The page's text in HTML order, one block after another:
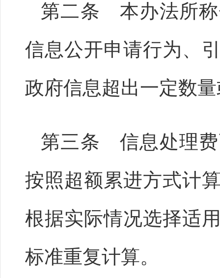
第二条 本办法所称
信息公开申请行为、
政府信息超出一定数
第三条 信息处理费
按照超额累进方式计
根据实际情况选择适
标准重复计算。